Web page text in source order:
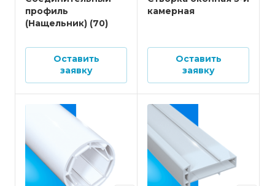
профиль
(Нащельник) (70)
Оставить
заявку
камерная
Оставить
заявку